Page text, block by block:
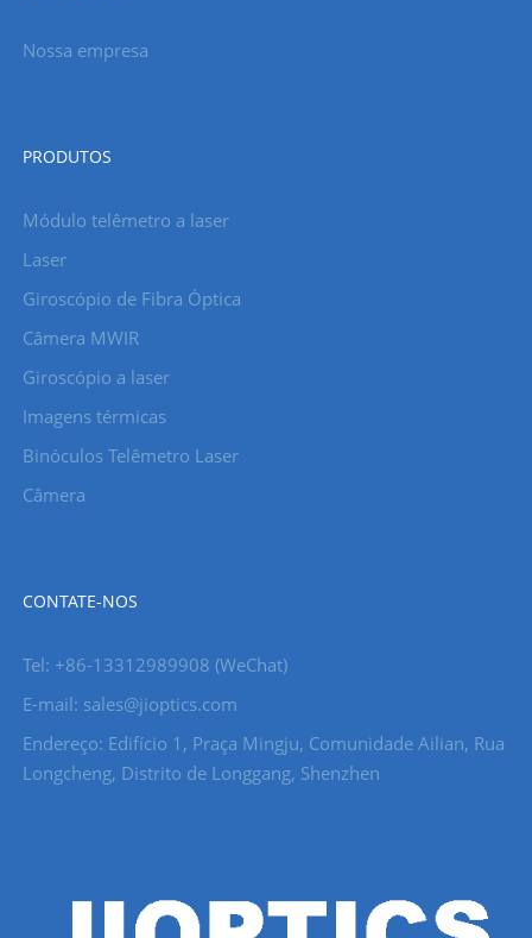
Nossa empresa
PRODUTOS
Módulo telêmetro a laser
Laser
Giroscópio de Fibra Óptica
Câmera MWIR
Giroscópio a laser
Imagens térmicas
Binóculos Telêmetro Laser
Câmera
CONTATE-NOS
Tel: +86-13312989908 (WeChat)
E-mail: sales@jioptics.com
Endereço: Edifício 1, Praça Mingju, Comunidade Ailian, Rua
Longcheng, Distrito de Longgang, Shenzhen